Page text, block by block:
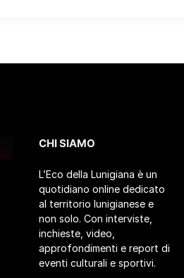
CHI SIAMO
L’Eco della Lunigiana è un
quotidiano online dedicato
al territorio lunigianese e
non solo. Con interviste,
inchieste, video,
approfondimenti e report di
eventi culturali e sportivi.